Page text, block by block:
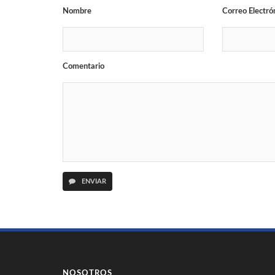
Nombre Correo
Comentario
ENVIAR